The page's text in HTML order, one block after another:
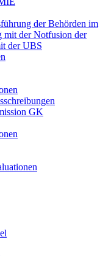
der Behörden im
mit der Notfusion der
der UBS
GK